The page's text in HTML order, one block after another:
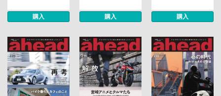
購入 購入 購入